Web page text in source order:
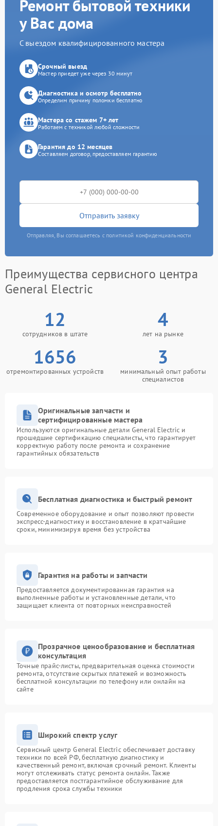
Ремонт бытовой техники
у Вас дома
С выездом квалифицированного мастера
Срочный выезд
Мастер приедет уже через 30 минут
Диагностика и осмотр бесплатно
Определим причину поломки бесплатно
Мастера со стажем 7+ лет
Работаем с техникой любой сложности
Гарантия до 12 месяцев
Составляем договор, предоставляем гарантию
Отправить заявку
Отправляя, Вы соглашаетесь с политикой конфиденциальности
Преимущества сервисного центра
General Electric
12
сотрудников в штате
4
лет на рынке
1656
отремонтированных устройств
3
минимальный опыт работы
специалистов
Оригинальные запчасти и
сертифицированные мастера
Используются оригинальные детали General Electric и
прошедшие сертификацию специалисты, что гарантирует
корректную работу после ремонта и сохранение
гарантийных обязательств
Бесплатная диагностика и быстрый ремонт
Современное оборудование и опыт позволяют провести
экспресс-диагностику и восстановление в кратчайшие
сроки, минимизируя время без устройства
Гарантия на работы и запчасти
Предоставляется документированная гарантия на
выполненные работы и установленные детали, что
защищает клиента от повторных неисправностей
Прозрачное ценообразование и бесплатная
консультация
Точные прайс-листы, предварительная оценка стоимости
ремонта, отсутствие скрытых платежей и возможность
бесплатной консультации по телефону или онлайн на
сайте
Широкий спектр услуг
Сервисный центр General Electric обеспечивает доставку
техники по всей РФ, бесплатную диагностику и
качественный ремонт, включая срочный ремонт. Клиенты
могут отслеживать статус ремонта онлайн. Также
предоставляется постгарантийное обслуживание для
продления срока службы техники